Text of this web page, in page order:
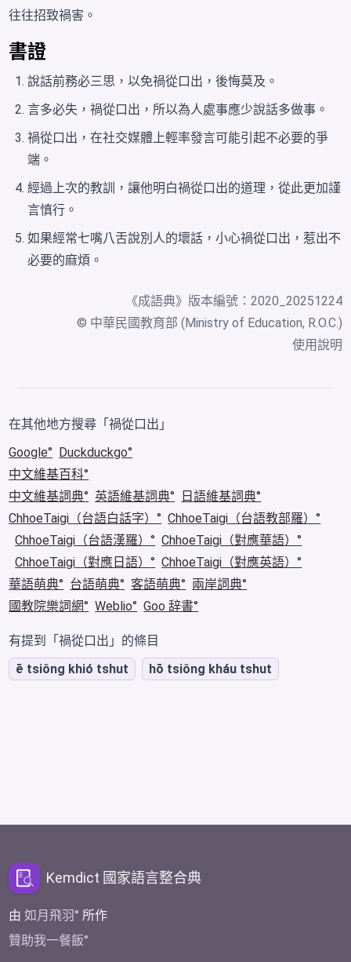
往往招致禍害。
書證
說話前務必三思，以免禍從口出，後悔莫及。
言多必失，禍從口出，所以為人處事應少說話多做事。
禍從口出，在社交媒體上輕率發言可能引起不必要的爭
端。
經過上次的教訓，讓他明白禍從口出的道理，從此更加謹
言慎行。
如果經常七嘴八舌說別人的壞話，小心禍從口出，惹出不
必要的麻煩。
《成語典》版本編號：2020_20251224
© 中華民國教育部 (Ministry of Education, R.O.C.)
使用說明
在其他地方搜尋「禍從口出」
Google
Duckduckgo
中文維基百科
中文維基詞典
英語維基詞典
日語維基詞典
ChhoeTaigi（台語白話字）
ChhoeTaigi（台語教部羅）
ChhoeTaigi（台語漢羅）
ChhoeTaigi（對應華語）
ChhoeTaigi（對應日語）
ChhoeTaigi（對應英語）
華語萌典
台語萌典 客語萌典
兩岸詞典
國教院樂詞網
Weblio Goo 辞書
有提到「禍從口出」的條目
ē tsiông khió tshut
hō tsiông kháu tshut
Kemdict 國家語言整合典
由如月飛羽 所作
贊助我一餐飯